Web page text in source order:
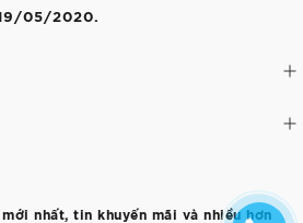
05/2020.
nhất, tin khuyến mãi và nhiều hơn